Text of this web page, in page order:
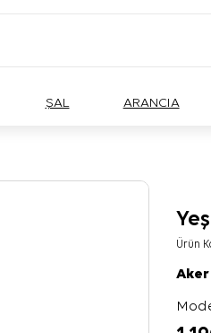
ŞAL ARANCIA
Ürün
Aker